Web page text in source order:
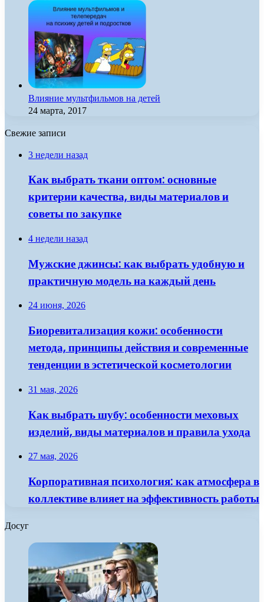
Влияние мультфильмов на детей
24 марта, 2017
Свежие записи
3 недели назад
Как выбрать ткани оптом: основные
критерии качества, виды материалов и
советы по закупке
4 недели назад
Мужские джинсы: как выбрать удобную и
практичную модель на каждый день
24 июня, 2026
Биоревитализация кожи: особенности
метода, принципы действия и современные
тенденции в эстетической косметологии
31 мая, 2026
Как выбрать шубу: особенности меховых
изделий, виды материалов и правила ухода
27 мая, 2026
Корпоративная психология: как атмосфера в
коллективе влияет на эффективность работы
Досуг